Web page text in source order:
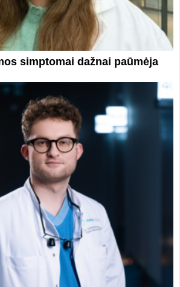
simptomai dažnai paūmėja